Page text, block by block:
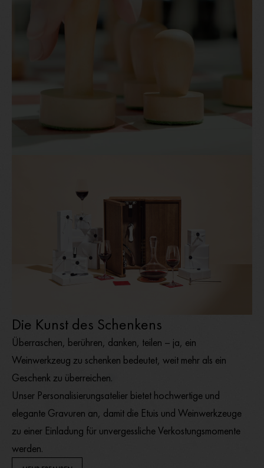
Die Kunst des Schenkens
Überraschen, berühren, danken, teilen – ja, ein
Weinwerkzeug zu schenken bedeutet, weit mehr als ein
Geschenk zu überreichen.
Unser Personalisierungsatelier bietet hochwertige und
elegante Gravuren an, damit die Etuis und Weinwerkzeuge
zu einer Einladung für unvergessliche Verkostungsmomente
werden.